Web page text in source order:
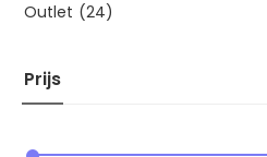
Outlet (24)
Prijs